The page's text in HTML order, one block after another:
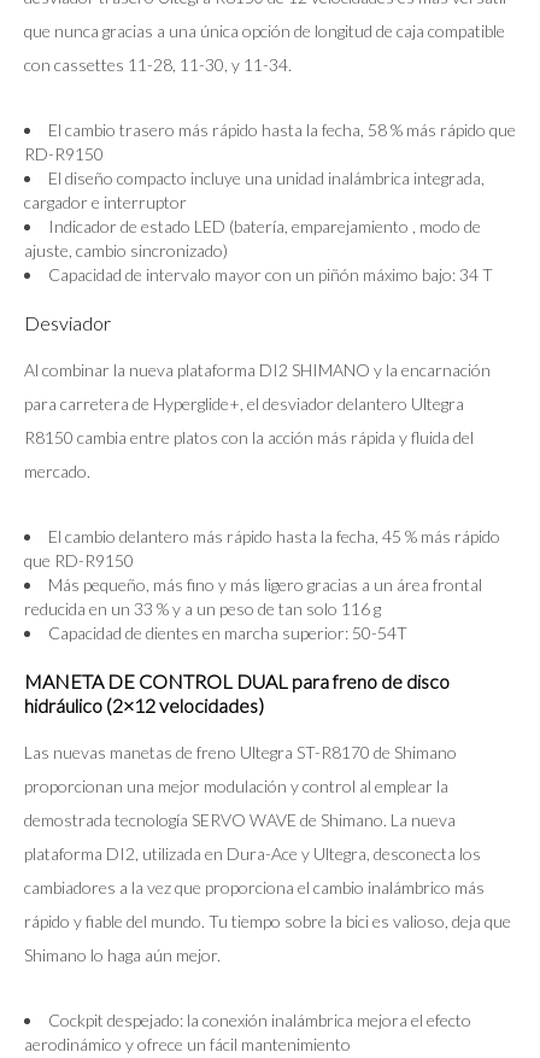
que nunca gracias a una única opción de longitud de caja compatible
con cassettes 11-28, 11-30, y 11-34.
El cambio trasero más rápido hasta la fecha, 58 % más rápido que
RD-R9150
El diseño compacto incluye una unidad inalámbrica integrada,
cargador e interruptor
Indicador de estado LED (batería, emparejamiento , modo de
ajuste, cambio sincronizado)
Capacidad de intervalo mayor con un piñón máximo bajo: 34 T
Desviador
Al combinar la nueva plataforma DI2 SHIMANO y la encarnación
para carretera de Hyperglide+, el desviador delantero Ultegra
R8150 cambia entre platos con la acción más rápida y fluida del
mercado.
El cambio delantero más rápido hasta la fecha, 45 % más rápido
que RD-R9150
Más pequeño, más fino y más ligero gracias a un área frontal
reducida en un 33 % y a un peso de tan solo 116 g
Capacidad de dientes en marcha superior: 50-54T
MANETA DE CONTROL DUAL para freno de disco
hidráulico (2×12 velocidades)
Las nuevas manetas de freno Ultegra ST-R8170 de Shimano
proporcionan una mejor modulación y control al emplear la
demostrada tecnología SERVO WAVE de Shimano. La nueva
plataforma DI2, utilizada en Dura-Ace y Ultegra, desconecta los
cambiadores a la vez que proporciona el cambio inalámbrico más
rápido y fiable del mundo. Tu tiempo sobre la bici es valioso, deja que
Shimano lo haga aún mejor.
Cockpit despejado: la conexión inalámbrica mejora el efecto
aerodinámico y ofrece un fácil mantenimiento